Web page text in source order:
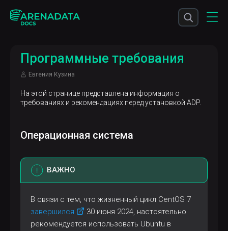
Программные требования
Евгения Кузина
На этой странице представлена информация о
требованиях и рекомендациях перед установкой ADP.
Операционная система
ВАЖНО
В связи с тем, что жизненный цикл CentOS 7
завершился
30 июня 2024, настоятельно
рекомендуется использовать Ubuntu в